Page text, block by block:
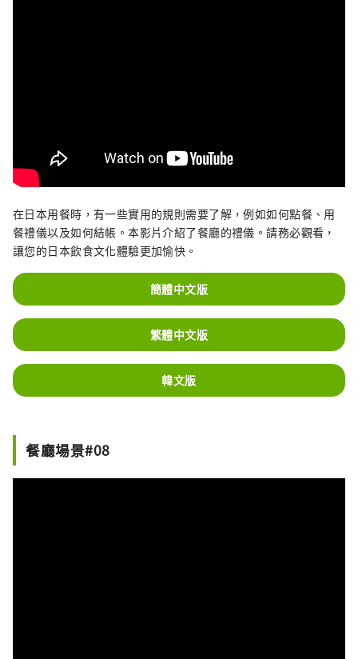
在日本用餐時，有一些實用的規則需要了解，例如如何點餐、用
餐禮儀以及如何結帳。本影片介紹了餐廳的禮儀。請務必觀看，
讓您的日本飲食文化體驗更加愉快。
簡體中文版
繁體中文版
韓文版
餐廳場景#08